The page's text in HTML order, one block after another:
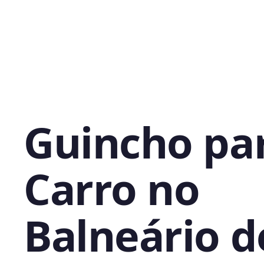
Guincho
Carro no
Balneário